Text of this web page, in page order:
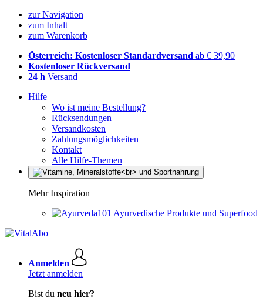
zur Navigation
zum Inhalt
zum Warenkorb
Österreich: Kostenloser Standardversand ab € 39,90
Kostenloser Rückversand
24 h Versand
Hilfe
Wo ist meine Bestellung?
Rücksendungen
Versandkosten
Zahlungsmöglichkeiten
Kontakt
Alle Hilfe-Themen
Mehr Inspiration
Ayurvedische Produkte und Superfood
Anmelden
Jetzt anmelden
Bist du neu hier?